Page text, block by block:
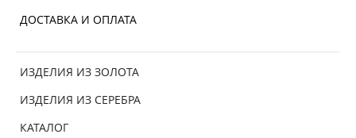
ДОСТАВКА И ОПЛАТА
ИЗДЕЛИЯ ИЗ ЗОЛОТА
ИЗДЕЛИЯ ИЗ СЕРЕБРА
КАТАЛОГ